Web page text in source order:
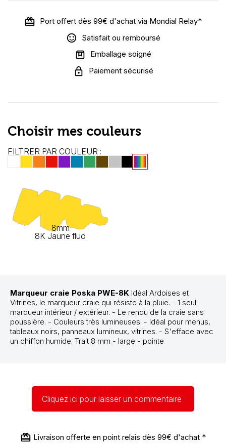
Port offert dès 99€ d'achat via Mondial Relay*
Satisfait ou remboursé
Emballage soigné
Paiement sécurisé
Choisir mes couleurs
FILTRER PAR COULEUR :
8mm
8K Jaune fluo
Marqueur craie Poska PWE-8K Idéal Ardoises et
Vitrines, le marqueur craie qui résiste à la pluie. - 1 seul
marqueur intérieur / extérieur. - Le rendu de la craie sans
poussière. - Couleurs très lumineuses. - Idéal pour menus,
tableaux noirs, panneaux lumineux, vitrines. - S'efface avec
un chiffon humide. Trait 8 mm - large - pointe
Cliquez ici pour laisser un commentaire
Livraison offerte en point relais dès 99€ d'achat *